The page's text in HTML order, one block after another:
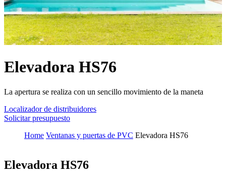
Elevadora HS76
La apertura se realiza con un sencillo movimiento de la maneta
Localizador de distribuidores
Solicitar presupuesto
Home Ventanas y puertas de PVC Elevadora HS76
Elevadora HS76